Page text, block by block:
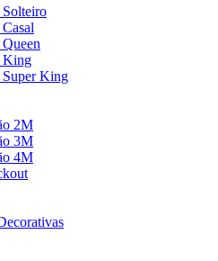
King
King
2M
3M
4M